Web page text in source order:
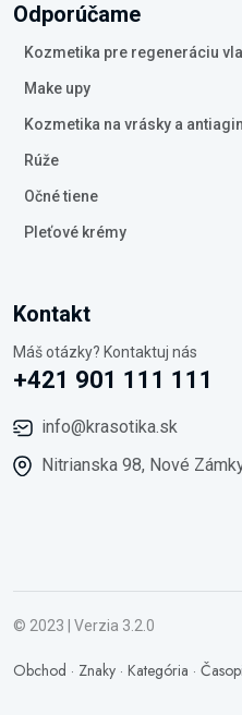
Odporúčame
Kozmetika pre regeneráciu
Make upy
Kozmetika na vrásky a
Rúže
Očné tiene
Pleťové krémy
Kontakt
Máš otázky? Kontaktuj nás
+421 901 111 111
info@krasotika.sk
Nitrianska 98, Nové
© 2023 | Verzia 3.2.0
Obchod · Znaky · Kategória ·